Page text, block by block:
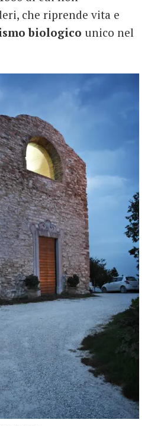
che riprende vita e
biologico unico nel